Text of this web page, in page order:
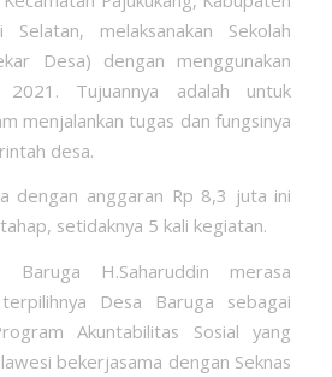
Selatan, melaksanakan Sekolah
Desa) dengan menggunakan
2021. Tujuannya adalah untuk
menjalankan tugas dan fungsinya
desa.
dengan anggaran Rp 8,3 juta ini
setidaknya 5 kali kegiatan.
H.Saharuddin merasa
Desa Baruga sebagai
Akuntabilitas Sosial yang
bekerjasama dengan Seknas